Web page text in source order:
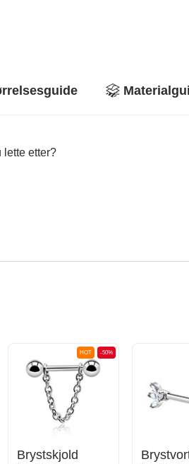
lette etter?
-50%
HOT
Brystskjold